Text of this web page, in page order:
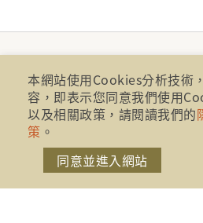
財團法人金融消費評議
本網站使用Cookies分析技術
容，即表示您同意我們使用
以及相關政策，請閱讀我們的
策 。
同意並進入網站